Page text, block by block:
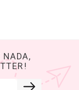
NADA,